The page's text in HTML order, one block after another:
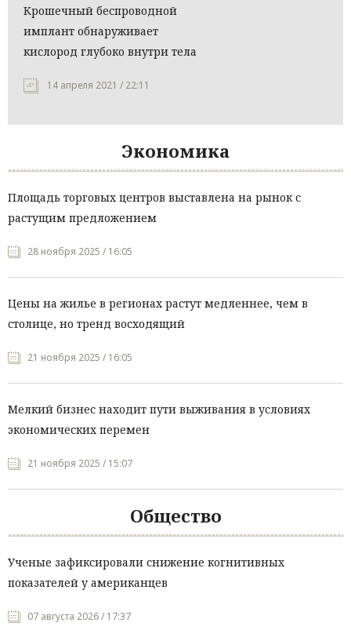
Крошечный беспроводной
имплант обнаруживает
кислород глубоко внутри тела
14 апреля 2021 / 22:11
Экономика
Площадь торговых центров выставлена на рынок с
растущим предложением
28 ноября 2025 / 16:05
Цены на жилье в регионах растут медленнее, чем в
столице, но тренд восходящий
21 ноября 2025 / 16:05
Мелкий бизнес находит пути выживания в условиях
экономических перемен
21 ноября 2025 / 15:07
Общество
Ученые зафиксировали снижение когнитивных
показателей у американцев
07 августа 2026 / 17:37